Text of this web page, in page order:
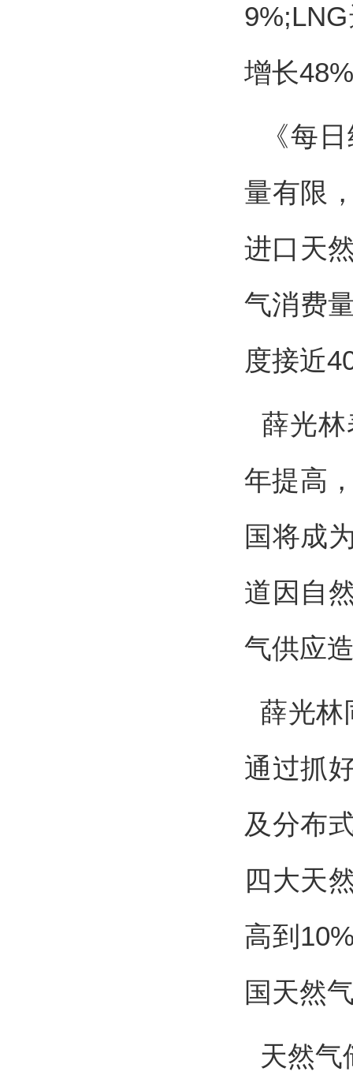
增长
《每
量有限
进口天
气消费
度接近
薛光林
年提高
国将成
道因自
气供应
薛光林
通过抓
及分布
四大天
高到
国天然
天然气